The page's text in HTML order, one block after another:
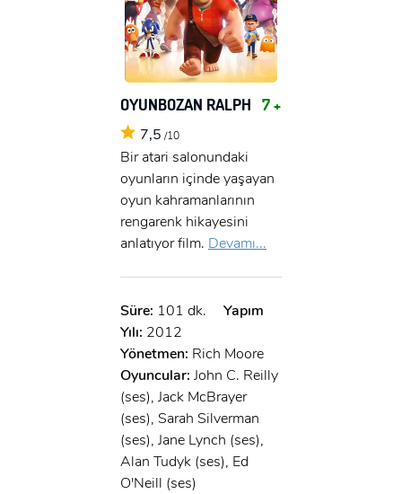
OYUNBOZAN RALPH 7 +
7,5 /10
Bir atari salonundaki
oyunların içinde yaşayan
oyun kahramanlarının
rengarenk hikayesini
anlatıyor film. Devamı...
Süre: 101 dk.
Yapım
Yılı: 2012
Yönetmen: Rich Moore
Oyuncular: John C. Reilly
(ses), Jack McBrayer
(ses), Sarah Silverman
(ses), Jane Lynch (ses),
Alan Tudyk (ses), Ed
O'Neill (ses)